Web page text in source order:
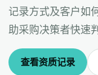
记录方式及客户如
助采购决策者快速
查看资质记录